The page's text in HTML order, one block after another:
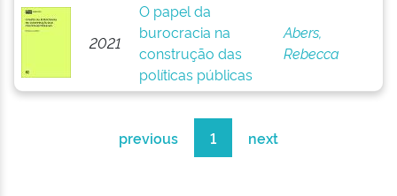
2021
O papel da
burocracia na
construção das
políticas públicas
Abers,
Rebecca
previous 1 next